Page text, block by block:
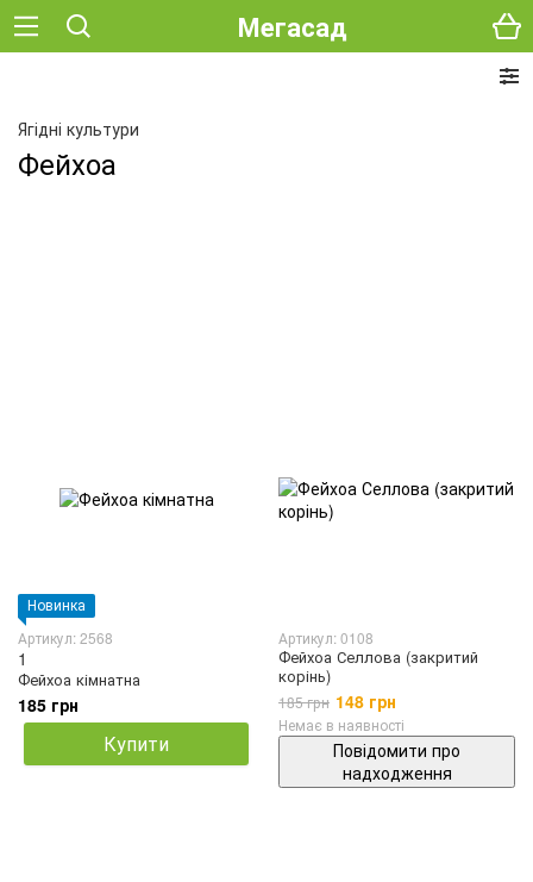
Ягідні культури
Фейхоа
Новинка
Артикул: 2568
1
Фейхоа кімнатна
185 грн
Купити
Артикул: 0108
Фейхоа Селлова (закритий
корінь)
185 грн 148 грн
Немає в наявності
Повідомити про
надходження
Мегасад